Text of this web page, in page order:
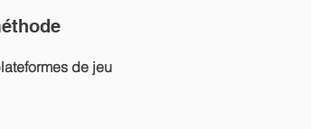
de jeu